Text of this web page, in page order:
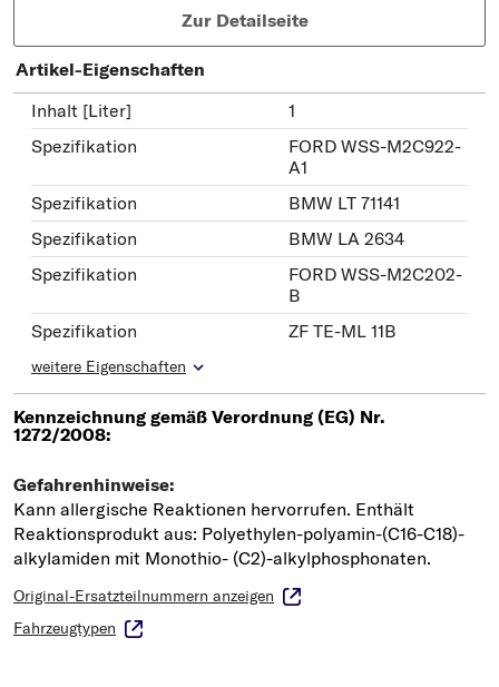
Zur Detailseite
Artikel-Eigenschaften
Inhalt [Liter]
1
Spezifikation
FORD WSS-M2C922-
A1
Spezifikation
BMW LT 71141
Spezifikation
BMW LA 2634
Spezifikation
FORD WSS-M2C202-
B
Spezifikation
ZF TE-ML 11B
weitere Eigenschaften
Original-Ersatzteilnummern anzeigen
Fahrzeugtypen